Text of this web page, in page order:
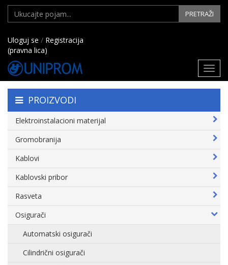
PRETRAŽI
Uloguj se / Registracija
(pravna lica)
PROIZVODI
Elektroinstalacioni materijal
Gromobranija
Kablovi
Kablovski pribor
Rasveta
Osigurači
Automatski osigurači
Cilindrični osigurači